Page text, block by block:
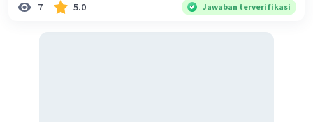
sekali jiwa sosial untuk diterapkan di lingkungan keluarga,
7 5.0 Jawaban terverifikasi